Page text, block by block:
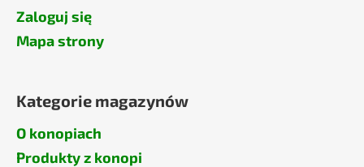
Zaloguj się
Mapa strony
Kategorie magazynów
O konopiach
Produkty z konopi